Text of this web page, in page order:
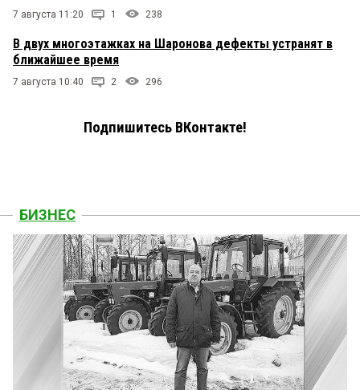
7 августа 11:20 1 238
В двух многоэтажках на Шаронова дефекты устранят в
ближайшее время
7 августа 10:40 2 296
Подпишитесь ВКонтакте!
БИЗНЕС